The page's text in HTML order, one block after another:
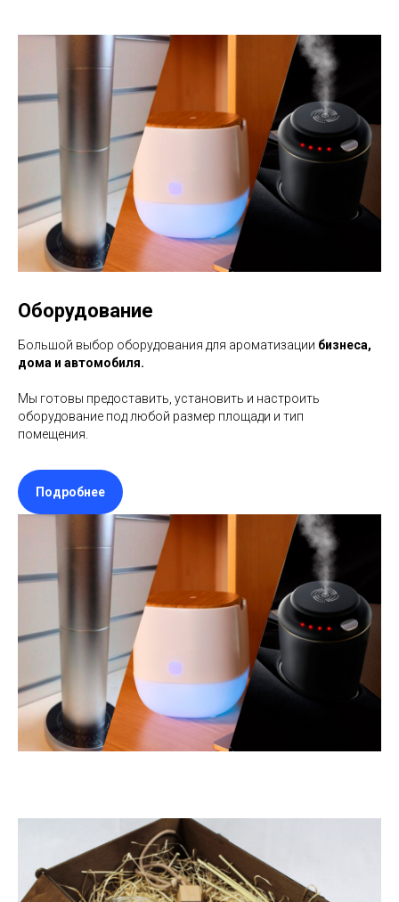
Оборудование
Большой выбор оборудования для ароматизации бизнеса,
дома и автомобиля.
Мы готовы предоставить, установить и настроить
оборудование под любой размер площади и тип
помещения.
Подробнее